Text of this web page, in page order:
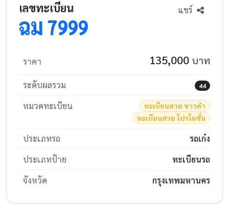
เลขทะเบียน
ฉม 7999
แชร์
ราคา 135,000 บาท
ระดับผลรวม 44
หมวดทะเบียน
ทะเบียนสวย ขาวดำ
ทะเบียนสวย โปรโมชั่น
ประเภทรถ
รถเก๋ง
ประเภทป้าย
ทะเบียนรถ
จังหวัด
กรุงเทพมหานคร